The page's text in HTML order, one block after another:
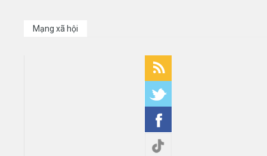
Mạng xã hội